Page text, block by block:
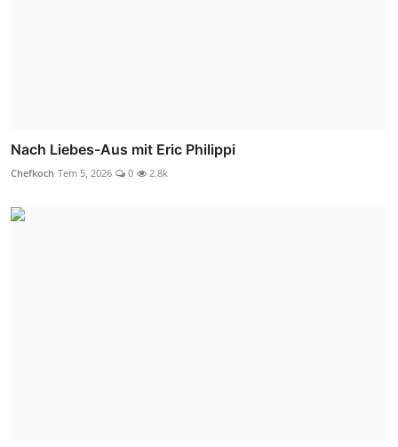
Nach Liebes-Aus mit Eric Philippi
Chefkoch Tem 5, 2026 0 2.8k